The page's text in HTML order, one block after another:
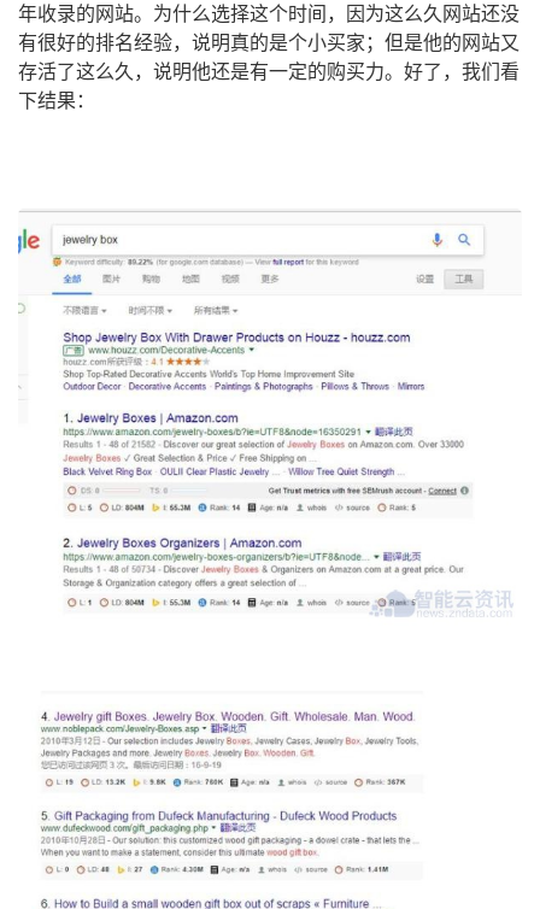
年收录的网站。为什么选择这个时间，因为这么久网站还没
有很好的排名经验，说明真的是个小买家；但是他的网站又
存活了这么久，说明他还是有一定的购买力。好了，我们看
下结果：